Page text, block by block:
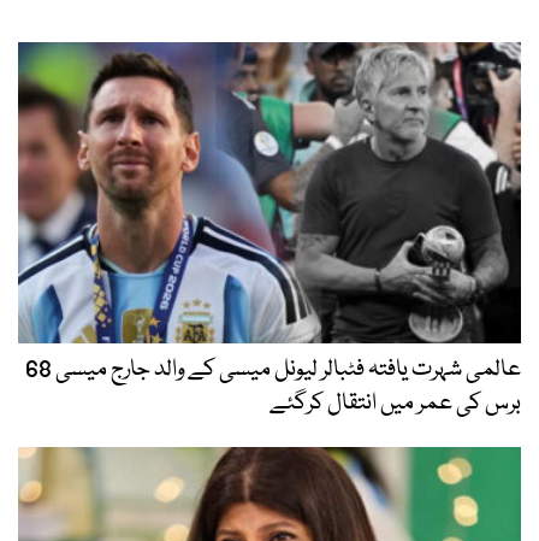
عالمی شہرت یافتہ فٹبالر لیونل میسی کے والد جارج میسی 68
برس کی عمر میں انتقال کرگئے